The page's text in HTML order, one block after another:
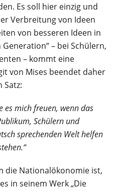
Es soll hier einzig und
Verbreitung von Ideen
von besseren Ideen in
– bei Schülern,
– kommt eine
von Mises beendet daher
Satz:
es mich freuen, wenn das
Schülern und
sprechenden Welt helfen
die Nationalökonomie ist,
in seinem Werk „Die